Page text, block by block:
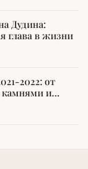
Дудина:
глава в жизни
2022: от
камнями и